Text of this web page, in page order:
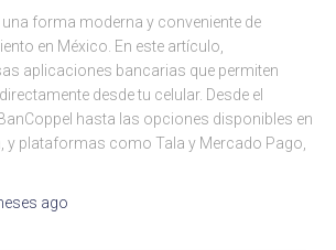
forma moderna y conveniente de
en México. En este artículo,
aplicaciones bancarias que permiten
desde tu celular. Desde el
hasta las opciones disponibles en
y plataformas como Tala y Mercado Pago,
ago